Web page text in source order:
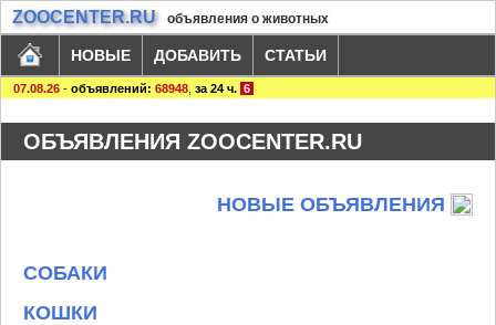
ZOOCENTER.RU объявления о животных
НОВЫЕ ДОБАВИТЬ СТАТЬИ
07.08.26 - объявлений: 68948 за 24 ч. 6
ОБЪЯВЛЕНИЯ ZOOCENTER.RU
НОВЫЕ ОБЪЯВЛЕНИЯ
СОБАКИ
КОШКИ